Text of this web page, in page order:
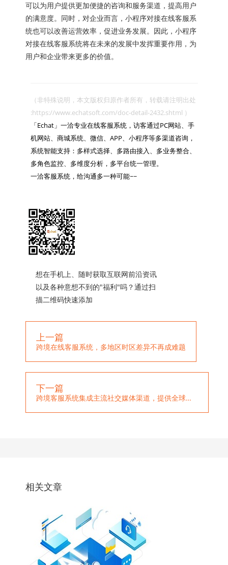
可以为用户提供更加便捷的咨询和服务渠道，提高用户
的满意度。同时，对企业而言，小程序对接在线客服系
统也可以改善运营效率，促进业务发展。因此，小程序
对接在线客服系统将在未来的发展中发挥重要作用，为
用户和企业带来更多的价值。
（非特殊说明，本文版权归原作者所有，转载请注明出处
:https://www.echatsoft.com/doc-detail-2432.shtml ）
「Echat」一洽专业在线客服系统，访客通过PC网站、手
机网站、商城系统、微信、APP、小程序等多渠道咨询，
系统智能支持：多样式选择、多路由接入、多业务整合、
多角色监控、多维度分析，多平台统一管理。
一洽客服系统，给沟通多一种可能~~
想在手机上、随时获取互联网前沿资讯
以及各种意想不到的"福利"吗？通过扫
描二维码快速添加
上一篇
跨境在线客服系统，多地区时区差异不再成难题
下一篇
跨境客服系统集成主流社交媒体渠道，提供全球化服务
相关文章